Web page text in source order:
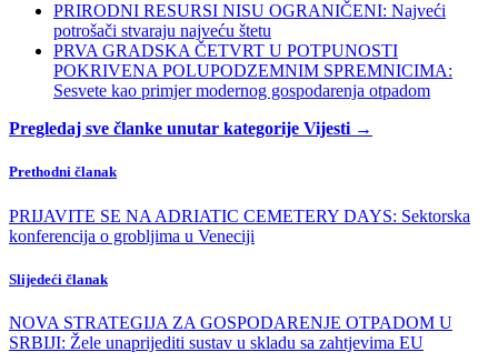
PRIRODNI RESURSI NISU OGRANIČENI: Najveći
potrošači stvaraju najveću štetu
PRVA GRADSKA ČETVRT U POTPUNOSTI
POKRIVENA POLUPODZEMNIM SPREMNICIMA:
Sesvete kao primjer modernog gospodarenja otpadom
Pregledaj sve članke unutar kategorije Vijesti →
Prethodni članak
PRIJAVITE SE NA ADRIATIC CEMETERY DAYS: Sektorska
konferencija o grobljima u Veneciji
Slijedeći članak
NOVA STRATEGIJA ZA GOSPODARENJE OTPADOM U
SRBIJI: Žele unaprijediti sustav u skladu sa zahtjevima EU